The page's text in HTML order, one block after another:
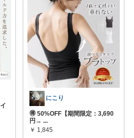
にこり
🉐 50%OFF【期間限定：3,690
円→ ...
￥ 1,845